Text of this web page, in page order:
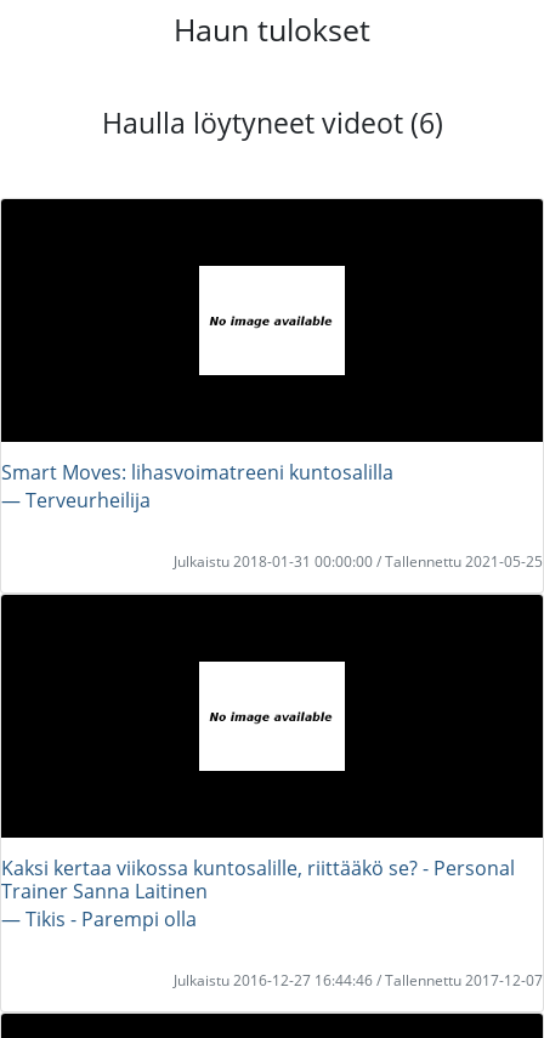
Haun tulokset
Haulla löytyneet videot (6)
Smart Moves: lihasvoimatreeni kuntosalilla
― Terveurheilija
Julkaistu 2018-01-31 00:00:00 / Tallennettu 2021-05-25
Kaksi kertaa viikossa kuntosalille, riittääkö se? - Personal
Trainer Sanna Laitinen
― Tikis - Parempi olla
Julkaistu 2016-12-27 16:44:46 / Tallennettu 2017-12-07